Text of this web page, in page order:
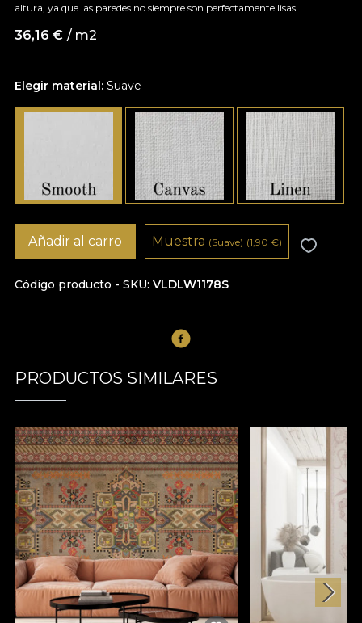
Elegir material: Suave
altura, ya que las paredes no siempre son perfectamente lisas.
36,16 € / m2
Código producto - SKU VLDLW1178S
Añadir al carro Muestra (Suave) (1,90 €)
PRODUCTOS SIMILARES